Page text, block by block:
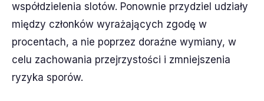
współdzielenia slotów. Ponownie przydziel udziały
między członków wyrażających zgodę w
procentach, a nie poprzez doraźne wymiany, w
celu zachowania przejrzystości i zmniejszenia
ryzyka sporów.